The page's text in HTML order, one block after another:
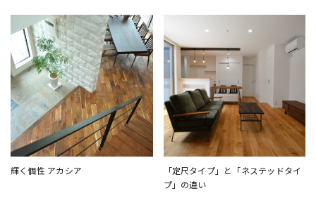
輝く個性 アカシア
「定尺タイプ」と「ネステッドタイ
プ」の違い